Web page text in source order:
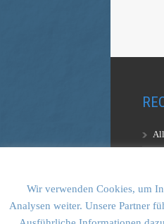
Wir verwenden Cookies, um
Analysen weiter. Unsere Partner